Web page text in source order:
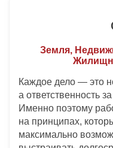
Земля,
Каждое дело — это
а ответственность
Именно поэтому
на принципах,
максимально